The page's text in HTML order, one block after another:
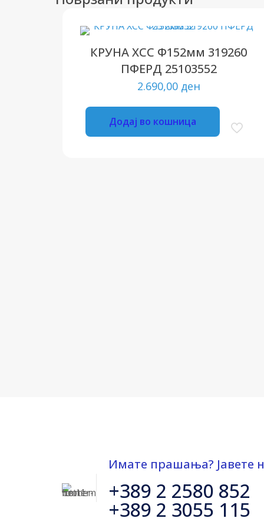
КРУНА ХСС Ф152мм 319260
ПФЕРД 25103552
2.690,00 ден
Додај во кошница
Имате прашања? Јавете
+389 2 2580 852
+389 2 3055 115